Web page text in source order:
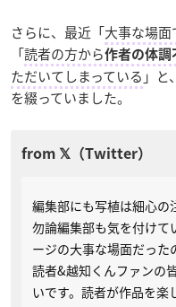
さらに、最近「大事な場
「読者の方から作者の体調
ただいてしまっている 」
を綴っていました。
編集部にも写植は細心の
勿論編集部も気を付けて
ージの大事な場面だった
読者&越知くんファンの
いです。読者が作品を楽